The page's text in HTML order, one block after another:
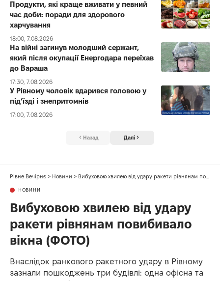
Продукти, які краще вживати у певний
час доби: поради для здорового
харчування
18:00, 7.08.2026
На війні загинув молодший сержант,
який після окупації Енергодара переїхав
до Вараша
17:30, 7.08.2026
У Рівному чоловік вдарився головою у
під’їзді і знепритомнів
17:00, 7.08.2026
Назад Далі
Рівне Вечірнє > Новини > Вибуховою хвилею від удару ракети рівнянам повибивало вікна (ФОТО)
НОВИНИ
Вибуховою хвилею від удару
ракети рівнянам повибивало
вікна (ФОТО)
Внаслідок ранкового ракетного удару в Рівному
зазнали пошкоджень три будівлі: одна офісна та